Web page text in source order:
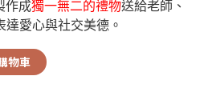
作成獨一無二的禮物送給老師、
愛心與社交美德。
物車